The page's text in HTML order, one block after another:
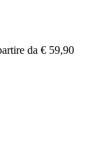
da € 59,90